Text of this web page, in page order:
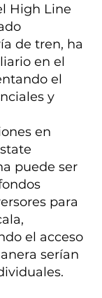
High Line
de tren, ha
en el
el
y
en
puede ser
para
el acceso
serían